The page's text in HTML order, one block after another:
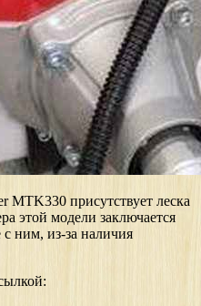
MTK330 присутствует леска
этой модели заключается
ним, из-за наличия